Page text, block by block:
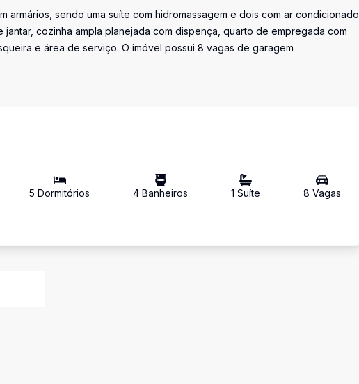
armários, sendo uma suíte com hidromassagem e dois com ar condicionado,
cozinha ampla planejada com dispença, quarto de empregada com
e área de serviço. O imóvel possui 8 vagas de garagem
5 Dormitórios 4 Banheiros 1 Suíte 8 Vagas